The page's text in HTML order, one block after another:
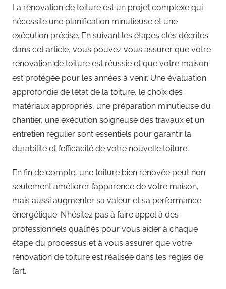
La rénovation de toiture est un projet complexe qui
nécessite une planification minutieuse et une
exécution précise. En suivant les étapes clés décrites
dans cet article, vous pouvez vous assurer que votre
rénovation de toiture est réussie et que votre maison
est protégée pour les années à venir. Une évaluation
approfondie de l’état de la toiture, le choix des
matériaux appropriés, une préparation minutieuse du
chantier, une exécution soigneuse des travaux et un
entretien régulier sont essentiels pour garantir la
durabilité et l’efficacité de votre nouvelle toiture.
En fin de compte, une toiture bien rénovée peut non
seulement améliorer l’apparence de votre maison,
mais aussi augmenter sa valeur et sa performance
énergétique. N’hésitez pas à faire appel à des
professionnels qualifiés pour vous aider à chaque
étape du processus et à vous assurer que votre
rénovation de toiture est réalisée dans les règles de
l’art.